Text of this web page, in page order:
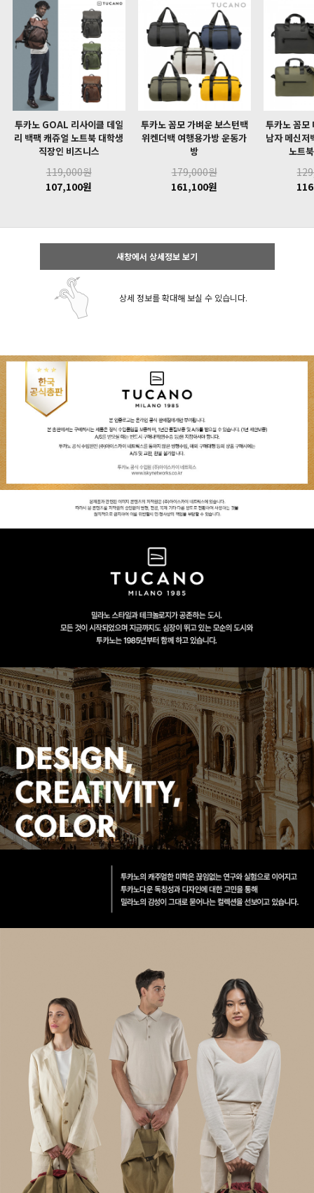
투카노 GOAL 리사이클 데일
리 백팩 캐쥬얼 노트북 대학생
직장인 비즈니스
119,000원
107,100원
투카노 꼼모 가벼운 보스턴백
위켄더백 여행용가방 운동가
방
179,000원
161,100원
투카노 꼼모
남자 메신저
노트
새창에서 상세정보 보기
상세 정보를 확대해 보실 수 있습니다.